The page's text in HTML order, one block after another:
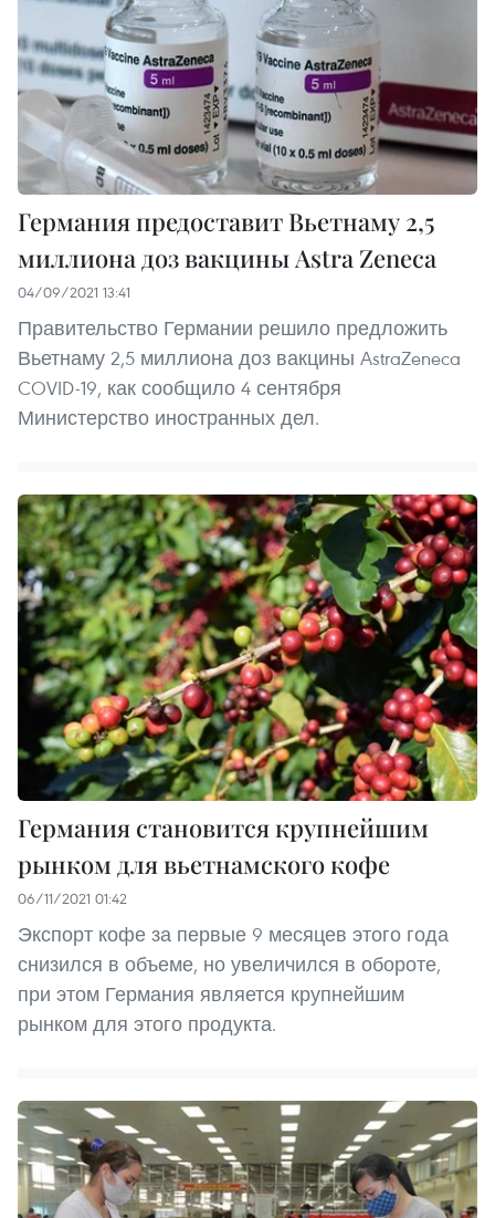
Германия предоставит Вьетнаму 2,5
миллиона доз вакцины Astra Zeneca
04/09/2021 13:41
Правительство Германии решило предложить
Вьетнаму 2,5 миллиона доз вакцины AstraZeneca
COVID-19, как сообщило 4 сентября
Министерство иностранных дел.
Германия становится крупнейшим
рынком для вьетнамского кофе
06/11/2021 01:42
Экспорт кофе за первые 9 месяцев этого года
снизился в объеме, но увеличился в обороте,
при этом Германия является крупнейшим
рынком для этого продукта.